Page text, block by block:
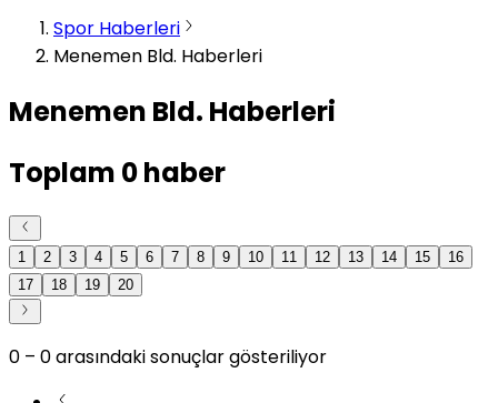
Spor Haberleri
Menemen Bld. Haberleri
Menemen Bld. Haberleri
Toplam 0haber
1 2 3 4 5 6 7 8 9 10 11 12 13 14 15
16
17
18 19 20
0 – 0arasındaki sonuçlar gösteriliyor